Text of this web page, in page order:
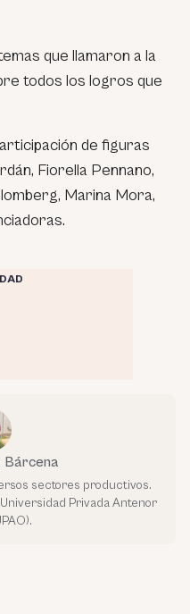
que llamaron a la
todos los logros que
de figuras
Fiorella Pennano,
Marina Mora,
Bárcena
sectores productivos.
Privada Antenor